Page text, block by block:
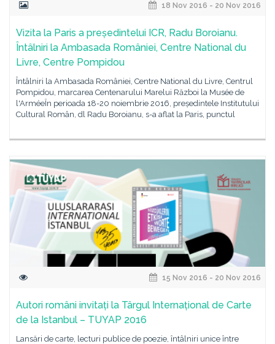
18 Nov 2016 - 20 Nov 2016
Vizita la Paris a președintelui ICR, Radu Boroianu.
Întâlniri la Ambasada României, Centre National du
Livre, Centre Pompidou
Întâlniri la Ambasada României, Centre National du Livre, Centrul
Pompidou, marcarea Centenarului Marelui Război la Musée de
l'ArméeȊn perioada 18-20 noiembrie 2016, președintele Institutului
Cultural Român, dl Radu Boroianu, s-a aflat la Paris, punctul
15 Nov 2016 - 20 Nov 2016
Autori români invitați la Târgul Internațional de Carte
de la Istanbul – TUYAP 2016
Lansări de carte, lecturi publice de poezie, întâlniri unice între